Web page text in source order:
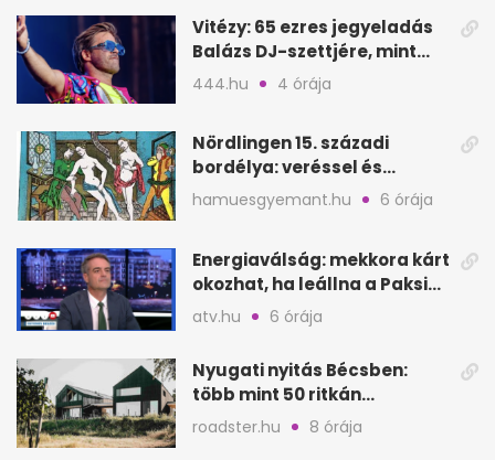
Vitézy: 65 ezres jegyeladás
Balázs DJ-szettjére, mint
Puskás teltház metró nélkül
444.hu 4 órája
Nördlingen 15. századi
bordélya: veréssel és
éheztetéssel tartották
fogva a nőket
hamuesgyemant.hu 6 órája
Energiaválság: mekkora kárt
okozhat, ha leállna a Paksi
Atomerőmű?
atv.hu 6 órája
Nyugati nyitás Bécsben:
több mint 50 ritkán
látogatható épület
roadster.hu 8 órája